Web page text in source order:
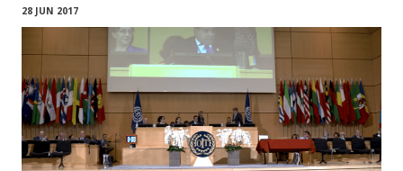
28 JUN 2017